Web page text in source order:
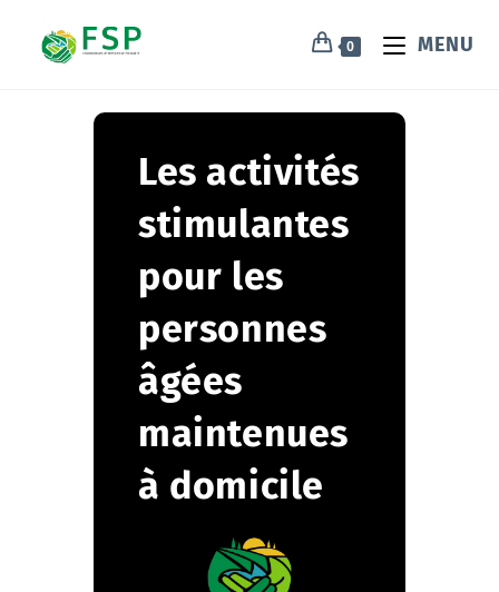
0 MENU
Les activités
stimulantes
pour les
personnes
âgées
maintenues
à domicile